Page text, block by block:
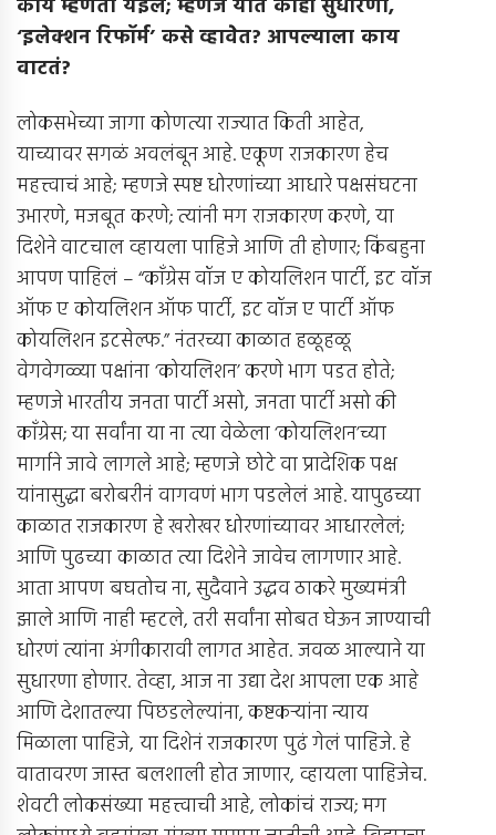
काय म्हणता येईल; म्हणजे यात काही सुधारणा,
‘इलेक्शन रिफॉर्म’ कसे व्हावेेत? आपल्याला काय
वाटतं?
लोकसभेच्या जागा कोणत्या राज्यात किती आहेत,
याच्यावर सगळं अवलंबून आहे. एकूण राजकारण हेच
महत्त्वाचं आहे; म्हणजे स्पष्ट धोरणांच्या आधारे पक्षसंघटना
उभारणे, मजबूत करणे; त्यांनी मग राजकारण करणे, या
दिशेने वाटचाल व्हायला पाहिजे आणि ती होणार; किंबहुना
आपण पाहिलं – “काँग्रेस वॉज ए कोयलिशन पार्टी, इट वॉज
ऑफ ए कोयलिशन ऑफ पार्टी, इट वॉज ए पार्टी ऑफ
कोयलिशन इटसेल्फ.” नंतरच्या काळात हळूहळू
वेगवेगळ्या पक्षांना ‘कोयलिशन’ करणे भाग पडत होते;
म्हणजे भारतीय जनता पार्टी असो, जनता पार्टी असो की
काँग्रेस; या सर्वांना या ना त्या वेळेला ‘कोयलिशन’च्या
मार्गाने जावे लागले आहे; म्हणजे छोटे वा प्रादेशिक पक्ष
यांनासुद्धा बरोबरीनं वागवणं भाग पडलेलं आहे. यापुढच्या
काळात राजकारण हे खरोखर धोरणांच्यावर आधारलेलं;
आणि पुढच्या काळात त्या दिशेने जावेच लागणार आहे.
आता आपण बघतोच ना, सुदैवाने उद्धव ठाकरे मुख्यमंत्री
झाले आणि नाही म्हटले, तरी सर्वांना सोबत घेऊन जाण्याची
धोरणं त्यांना अंगीकारावी लागत आहेत. जवळ आल्याने या
सुधारणा होणार. तेव्हा, आज ना उद्या देश आपला एक आहे
आणि देशातल्या पिछडलेल्यांना, कष्टकर्‍यांना न्याय
मिळाला पाहिजे, या दिशेनं राजकारण पुढं गेलं पाहिजे. हे
वातावरण जास्त बलशाली होत जाणार, व्हायला पाहिजेच.
शेवटी लोकसंख्या महत्त्वाची आहे, लोकांचं राज्य; मग